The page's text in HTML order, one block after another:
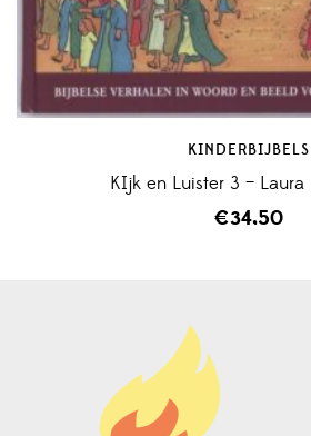
KINDERBIJBELS
KIjk en Luister 3 –
€34,50